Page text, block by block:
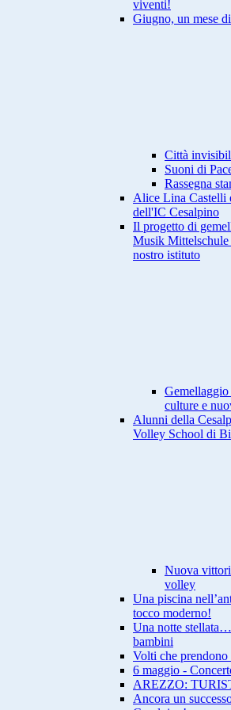
viventi!
Giugno, un mese
Città
Suoni di
Rassegna
Alice Lina Castelli
dell'IC Cesalpino
Il progetto di
Musik
nostro istituto
Gemellaggio
culture e
Alunni della
Volley School di
Nuova
volley
Una piscina
tocco moderno!
Una notte
bambini
Volti che prendono
6 maggio -
AREZZO:
Ancora un